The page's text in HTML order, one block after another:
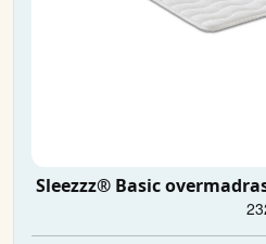
Sleezzz® Basic